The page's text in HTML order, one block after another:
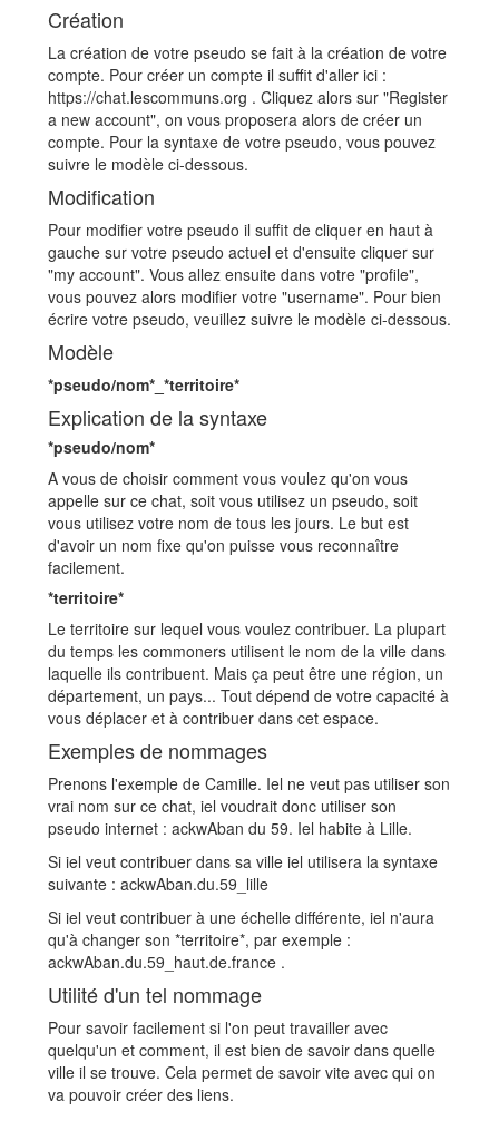
Création
La création de votre pseudo se fait à la création de votre
compte. Pour créer un compte il suffit d'aller ici :
https://chat.lescommuns.org . Cliquez alors sur "Register
a new account", on vous proposera alors de créer un
compte. Pour la syntaxe de votre pseudo, vous pouvez
suivre le modèle ci-dessous.
Modification
Pour modifier votre pseudo il suffit de cliquer en haut à
gauche sur votre pseudo actuel et d'ensuite cliquer sur
"my account". Vous allez ensuite dans votre "profile",
vous pouvez alors modifier votre "username". Pour bien
écrire votre pseudo, veuillez suivre le modèle ci-dessous.
Modèle
*pseudo/nom*_*territoire*
Explication de la syntaxe
*pseudo/nom*
A vous de choisir comment vous voulez qu'on vous
appelle sur ce chat, soit vous utilisez un pseudo, soit
vous utilisez votre nom de tous les jours. Le but est
d'avoir un nom fixe qu'on puisse vous reconnaître
facilement.
*territoire*
Le territoire sur lequel vous voulez contribuer. La plupart
du temps les commoners utilisent le nom de la ville dans
laquelle ils contribuent. Mais ça peut être une région, un
département, un pays... Tout dépend de votre capacité à
vous déplacer et à contribuer dans cet espace.
Exemples de nommages
Prenons l'exemple de Camille. Iel ne veut pas utiliser son
vrai nom sur ce chat, iel voudrait donc utiliser son
pseudo internet : ackwAban du 59. Iel habite à Lille.
Si iel veut contribuer dans sa ville iel utilisera la syntaxe
suivante : ackwAban.du.59_lille
Si iel veut contribuer à une échelle différente, iel n'aura
qu'à changer son *territoire*, par exemple :
ackwAban.du.59_haut.de.france .
Utilité d'un tel nommage
Pour savoir facilement si l'on peut travailler avec
quelqu'un et comment, il est bien de savoir dans quelle
ville il se trouve. Cela permet de savoir vite avec qui on
va pouvoir créer des liens.